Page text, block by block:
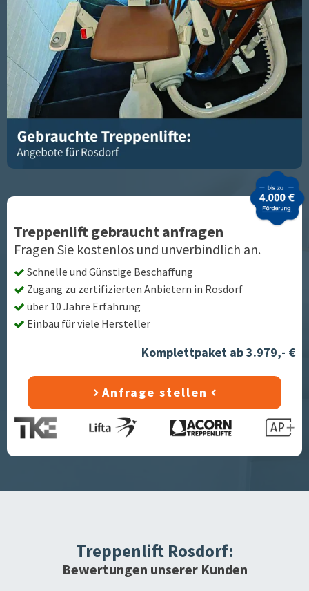
Treppenlift gebraucht anfragen
Fragen Sie kostenlos und unverbindlich an.
Schnelle und Günstige Beschaffung
Zugang zu zertifizierten Anbietern in Rosdorf
über 10 Jahre Erfahrung
Einbau für viele Hersteller
Komplettpaket ab 3.979,- €
Anfrage stellen
Treppenlift Rosdorf:
Bewertungen unserer Kunden